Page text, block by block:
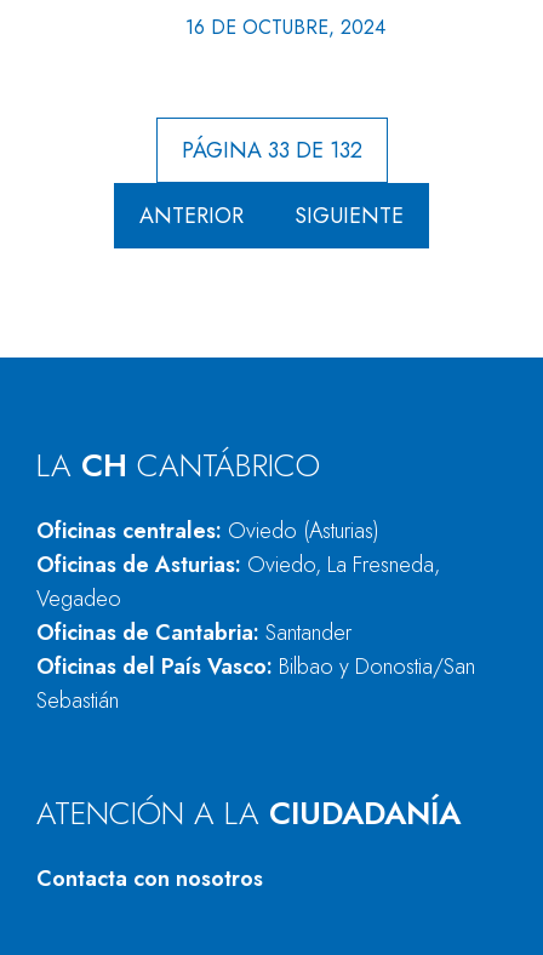
16 DE OCTUBRE, 2024
PÁGINA 33 DE 132
ANTERIOR SIGUIENTE
LA CH CANTÁBRICO
Oficinas centrales: Oviedo (Asturias)
Oficinas de Asturias: Oviedo, La Fresneda,
Vegadeo
Oficinas de Cantabria: Santander
Oficinas del País Vasco: Bilbao y Donostia/San
Sebastián
ATENCIÓN A LA CIUDADANÍA
Contacta con nosotros